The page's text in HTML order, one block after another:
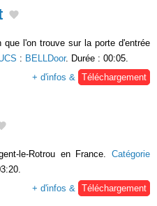
que l'on trouve sur la porte d'entrée
: BELLDoor. Durée : 00:05.
+ d'infos &
Téléchargement
le-Rotrou en France. Catégorie
+ d'infos & Téléchargement